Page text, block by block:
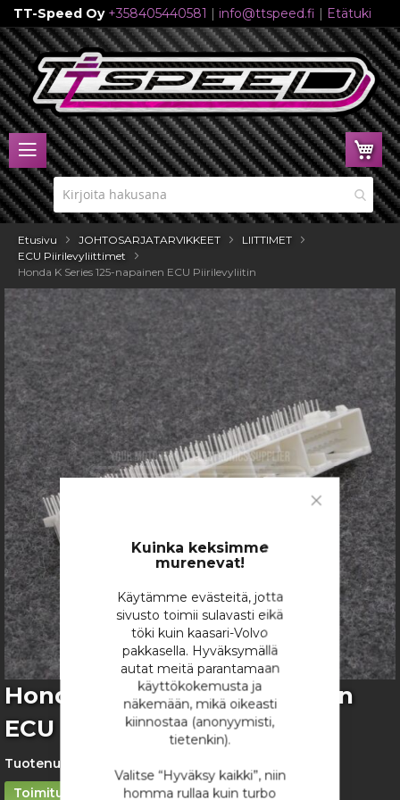
Close
Cookie
Kuinka keksimme
murenevat!
Käytämme evästeitä, jotta
sivusto toimii sulavasti eikä
töki kuin kaasari-Volvo
pakkasella. Hyväksymällä
autat meitä parantamaan
käyttökokemusta ja
näkemään, mikä oikeasti
kiinnostaa (anonyymisti,
tietenkin).
Valitse “Hyväksy kaikki”, niin
homma rullaa kuin turbo
TT-Speed Oy +358405440581 | info@ttspeed.fi | Etätuki
Skip
to
Content
Etusivu JOHTOSARJATARVIKKEET
LIITTIMET
ECU Piirilevyliittimet
Honda K Series 125-napainen ECU Piirilevyliitin
Skip
to
the
end
of
the
images
gallery
Skip
to
the
beginning
of
images
Honda K Series 125-napainen
ECU Piirilevyliitin
Tuotenumero:
Toimitusaika n. 3vk